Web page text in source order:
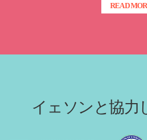
READ
イェソンと協力